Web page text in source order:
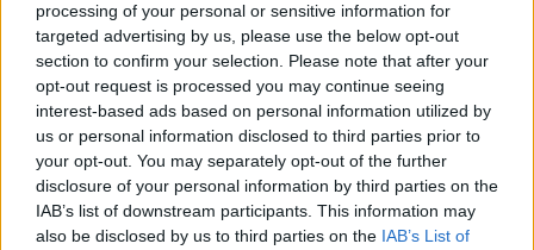
processing of your personal or sensitive information for
targeted advertising by us, please use the below opt-out
section to confirm your selection. Please note that after your
opt-out request is processed you may continue seeing
interest-based ads based on personal information utilized by
us or personal information disclosed to third parties prior to
your opt-out. You may separately opt-out of the further
disclosure of your personal information by third parties on the
IAB’s list of downstream participants. This information may
also be disclosed by us to third parties on the IAB’s List of
6 kommentarer Gasa (5) Bromsa (4)
Hyundai i30 Kombi –
första bilderna
NYHETER 23 februari 2012 Hyundai presenterar en för Sverige
intressant nyhet på bilsalongen i Genève, kombiversionen
av i30. Här är de första bilderna.